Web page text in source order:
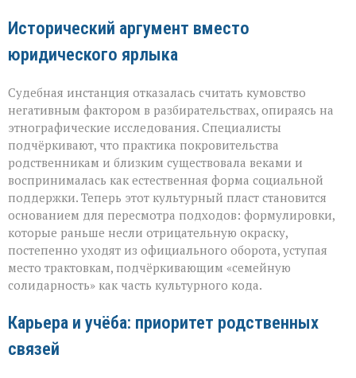
Исторический аргумент вместо
юридического ярлыка
Судебная инстанция отказалась считать кумовство
негативным фактором в разбирательствах, опираясь на
этнографические исследования. Специалисты
подчёркивают, что практика покровительства
родственникам и близким существовала веками и
воспринималась как естественная форма социальной
поддержки. Теперь этот культурный пласт становится
основанием для пересмотра подходов: формулировки,
которые раньше несли отрицательную окраску,
постепенно уходят из официального оборота, уступая
место трактовкам, подчёркивающим «семейную
солидарность» как часть культурного кода.
Карьера и учёба: приоритет родственных
связей